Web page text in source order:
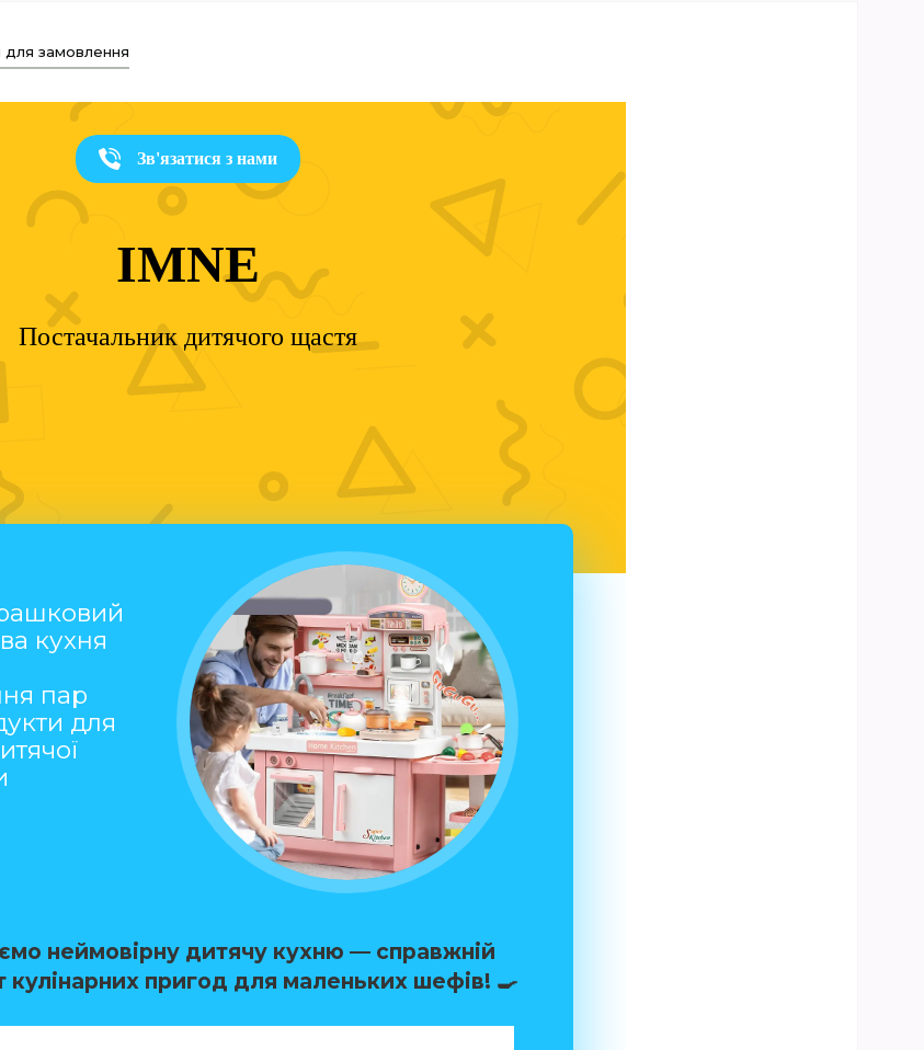
для замовлення
Зв'язатися з нами
IMNE
Постачальник дитячого щастя
кухня
пар
для
неймовірну дитячу кухню — справжній
кулінарних пригод для маленьких шефів! 🍳